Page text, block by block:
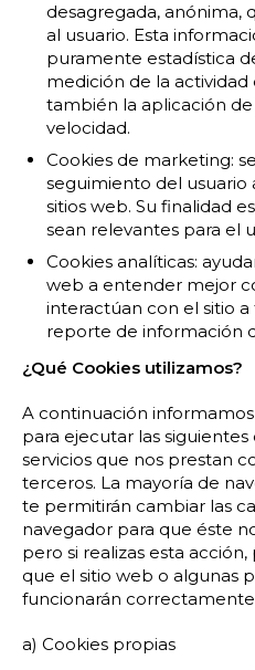
desagregada,
al usuario. Esta
puramente estadística
medición de la actividad
también la aplicación
velocidad.
Cookies de marketing:
seguimiento del usuario
sitios web. Su finalidad
sean relevantes para el
Cookies analíticas:
web a entender mejor
interactúan con el sitio
reporte de información
¿Qué Cookies utilizamos?
A continuación
para ejecutar las
servicios que nos prestan
terceros. La mayoría de
te permitirán cambiar las
navegador para que éste
pero si realizas esta
que el sitio web o algunas
funcionarán
a) Cookies propias